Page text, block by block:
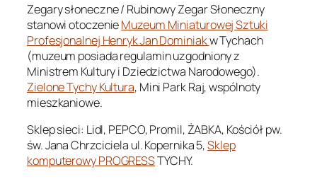
Zegary słoneczne / Rubinowy Zegar Słoneczny
stanowi otoczenieMuzeum Miniaturowej Sztuki
Profesjonalnej Henryk Jan Dominiakw Tychach
(muzeum posiada regulamin uzgodniony z
Ministrem Kultury i Dziedzictwa Narodowego).
Zielone Tychy Kultura, Mini Park Raj, wspólnoty
mieszkaniowe.
Sklep sieci: Lidl, PEPCO, Promil, ŻABKA, Kościół pw.
św. Jana Chrzciciela ul. Kopernika 5,Sklep
komputerowy PROGRESSTYCHY.